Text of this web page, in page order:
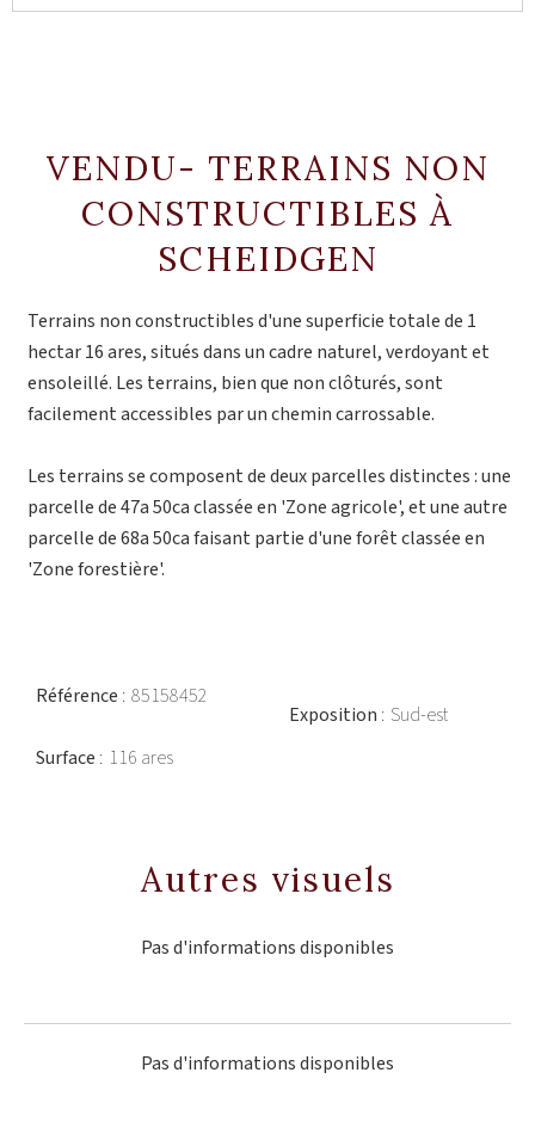
VENDU- TERRAINS NON
CONSTRUCTIBLES À
SCHEIDGEN
Terrains non constructibles d'une superficie totale de 1
hectar 16 ares, situés dans un cadre naturel, verdoyant et
ensoleillé. Les terrains, bien que non clôturés, sont
facilement accessibles par un chemin carrossable.
Les terrains se composent de deux parcelles distinctes : une
parcelle de 47a 50ca classée en 'Zone agricole', et une autre
parcelle de 68a 50ca faisant partie d'une forêt classée en
'Zone forestière'.
Référence 85158452
Surface 116 ares
Exposition Sud-est
Autres visuels
Pas d'informations disponibles
Pas d'informations disponibles